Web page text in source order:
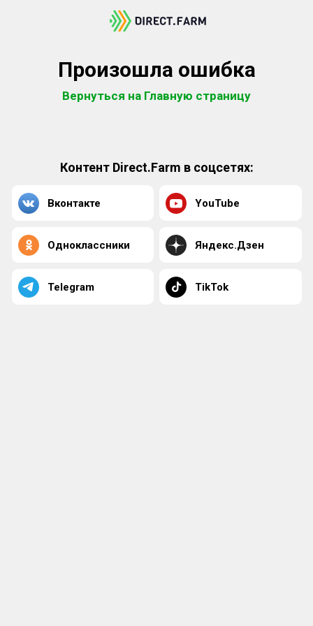
Произошла ошибка
Вернуться на Главную страницу
Контент Direct.Farm в соцсетях:
Вконтакте YouTube
Одноклассники Яндекс.Дзен
Telegram TikTok